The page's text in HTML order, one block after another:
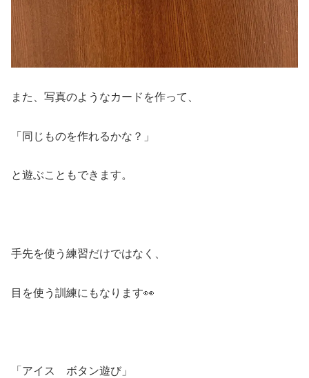
また、写真のようなカードを作って、
「同じものを作れるかな？」
と遊ぶこともできます。
手先を使う練習だけではなく、
目を使う訓練にもなります👀
「アイス ボタン遊び」